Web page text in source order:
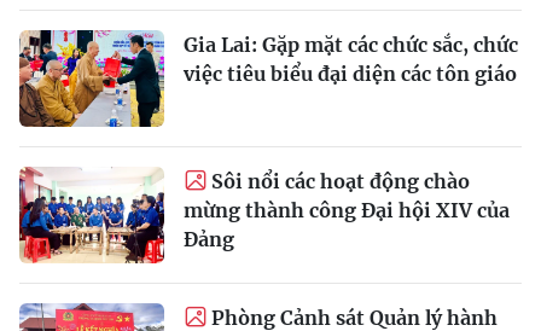
Gia Lai: Gặp mặt các chức sắc, chức
việc tiêu biểu đại diện các tôn giáo
Sôi nổi các hoạt động chào
mừng thành công Đại hội XIV của
Đảng
Phòng Cảnh sát Quản lý hành